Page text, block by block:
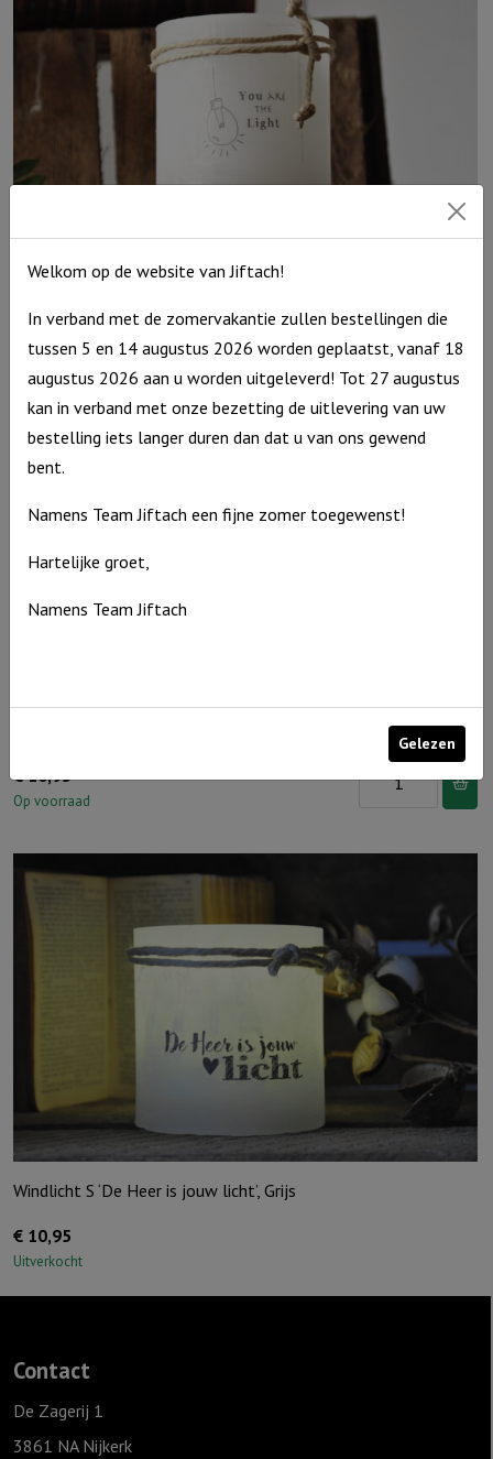
licht',
Ivoor
aantal
Windlicht S “You are the light” Ivoor
10,95
Op voorraad
Windlicht
S
"You
are
the
aantal
€10,95
Op voorraad
ik
van
jou,
Grijs
aantal
Windlicht S ‘De Heer is jouw licht’, Grijs
€ 10,95
Uitverkocht
Contact
De Zagerij 1
3861 NA Nijkerk
Welkom op de website van Jiftach!
In verband met de zomervakantie zullen bestellingen die
tussen 5 en 14 augustus 2026 worden geplaatst, vanaf 18
augustus 2026 aan u worden uitgeleverd! Tot 27 augustus
kan in verband met onze bezetting de uitlevering van uw
bestelling iets langer duren dan dat u van ons gewend
bent.
Namens Team Jiftach een fijne zomer toegewenst!
Hartelijke groet,
Namens Team Jiftach
Gelezen